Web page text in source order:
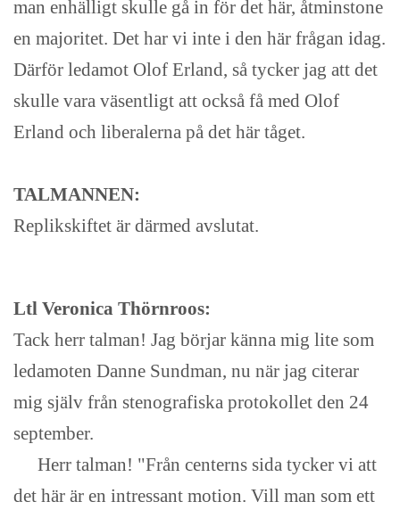
man enhälligt skulle gå in för det här, åtminstone
en majoritet. Det har vi inte i den här frågan idag.
Därför ledamot Olof Erland, så tycker jag att det
skulle vara väsentligt att också få med Olof
Erland och liberalerna på det här tåget.
TALMANNEN:
Replikskiftet är därmed avslutat.
Ltl Veronica Thörnroos:
Tack herr talman! Jag börjar känna mig lite som
ledamoten Danne Sundman, nu när jag citerar
mig själv från stenografiska protokollet den 24
september.
Herr talman! "Från centerns sida tycker vi att
det här är en intressant motion. Vill man som ett